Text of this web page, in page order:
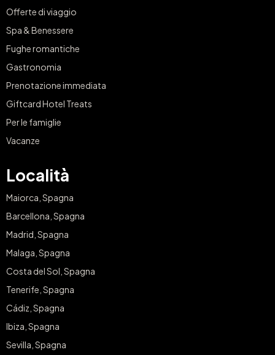
Offerte di viaggio
Spa & Benessere
Fughe romantiche
Gastronomia
Prenotazione immediata
Giftcard Hotel Treats
Per le famiglie
Vacanze
Località
Maiorca, Spagna
Barcellona, Spagna
Madrid, Spagna
Malaga, Spagna
Costa del Sol, Spagna
Tenerife, Spagna
Cádiz, Spagna
Ibiza, Spagna
Sevilla, Spagna